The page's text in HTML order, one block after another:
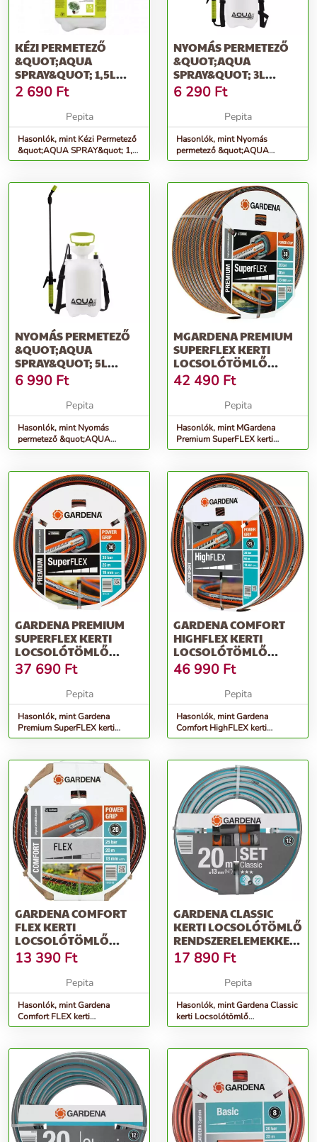
KÉZI PERMETEZŐ
&QUOT;AQUA
SPRAY&QUOT; 1,5L
AS0150
2 690 Ft
Pepita
Hasonlók, mint Kézi Permetező
&quot;AQUA SPRAY&quot; 1,5l
AS0150
NYOMÁS PERMETEZŐ
&QUOT;AQUA
SPRAY&QUOT; 3L
AS0300
6 290 Ft
Pepita
Hasonlók, mint Nyomás
permetező &quot;AQUA
SPRAY&quot; 3l AS0300
NYOMÁS PERMETEZŐ
&QUOT;AQUA
SPRAY&QUOT; 5L
AS0500
6 990 Ft
Pepita
Hasonlók, mint Nyomás
permetező &quot;AQUA
SPRAY&quot; 5l AS0500
MGARDENA PREMIUM
SUPERFLEX KERTI
LOCSOLÓTÖMLŐ
1/2&QUOT; 50 M
42 490 Ft
Pepita
Hasonlók, mint MGardena
Premium SuperFLEX kerti
Locsolótömlő 1/2&quot; 50 M
GARDENA PREMIUM
SUPERFLEX KERTI
LOCSOLÓTÖMLŐ
3/4&QUOT; 25 M
37 690 Ft
Pepita
Hasonlók, mint Gardena
Premium SuperFLEX kerti
Locsolótömlő 3/4&quot; 25 M
GARDENA COMFORT
HIGHFLEX KERTI
LOCSOLÓTÖMLŐ
3/4&QUOT; 50 M
46 990 Ft
Pepita
Hasonlók, mint Gardena
Comfort HighFLEX kerti
Locsolótömlő 3/4&quot; 50 M
GARDENA COMFORT
FLEX KERTI
LOCSOLÓTÖMLŐ
1/2&QUOT; 20 M
13 390 Ft
Pepita
Hasonlók, mint Gardena
Comfort FLEX kerti
Locsolótömlő 1/2&quot; 20 M
GARDENA CLASSIC
KERTI LOCSOLÓTÖMLŐ
RENDSZERELEMEKKEL
1/2&QUOT; 20 M
17 890 Ft
Pepita
Hasonlók, mint Gardena Classic
kerti Locsolótömlő
rendszerelemekkel 1/2&quot; 20